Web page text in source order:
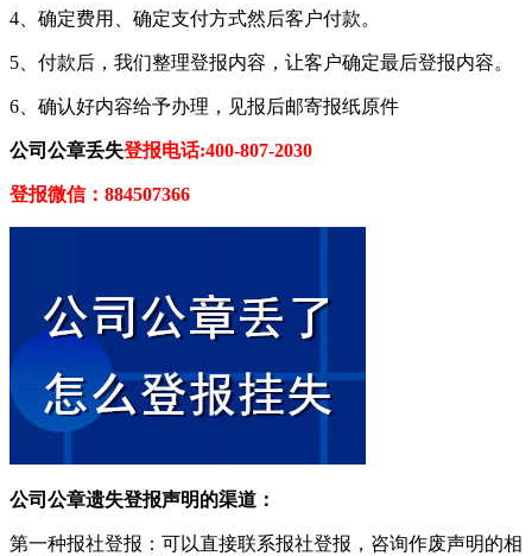
4、确定费用、确定支付方式然后客户付款。
5、付款后，我们整理登报内容，让客户确定最后登报内容。
6、确认好内容给予办理，见报后邮寄报纸原件
公司公章丢失登报电话:400-807-2030
登报微信：884507366
公司公章遗失登报声明的渠道：
第一种报社登报：可以直接联系报社登报，咨询作废声明的相